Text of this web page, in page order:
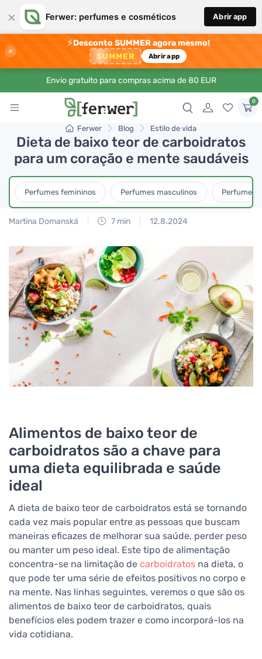
× Ferwer: perfumes e cosméticos Abrir app
×
⚡Desconto SUMMER agora mesmo!
SUMMER Abrir app
Envio gratuito para compras acima de 80 EUR
0
Ferwer Blog Estilo de vida
Dieta de baixo teor de carboidratos
para um coração e mente saudáveis
Perfumes femininos Perfumes masculinos Perfumes
Martina Domanská 7 min 12.8.2024
Alimentos de baixo teor de
carboidratos são a chave para
uma dieta equilibrada e saúde
ideal
A dieta de baixo teor de carboidratos está se tornando
cada vez mais popular entre as pessoas que buscam
maneiras eficazes de melhorar sua saúde, perder peso
ou manter um peso ideal. Este tipo de alimentação
concentra-se na limitação de carboidratos na dieta, o
que pode ter uma série de efeitos positivos no corpo e
na mente. Nas linhas seguintes, veremos o que são os
alimentos de baixo teor de carboidratos, quais
benefícios eles podem trazer e como incorporá-los na
vida cotidiana.